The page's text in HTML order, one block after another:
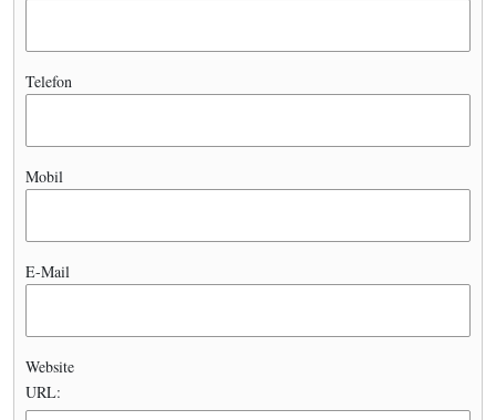
Telefon
Mobil
E-Mail
Website
URL: